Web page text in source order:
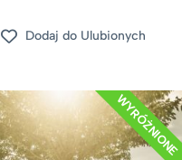
Dodaj do Ulubionych
WYRÓŻNIONE